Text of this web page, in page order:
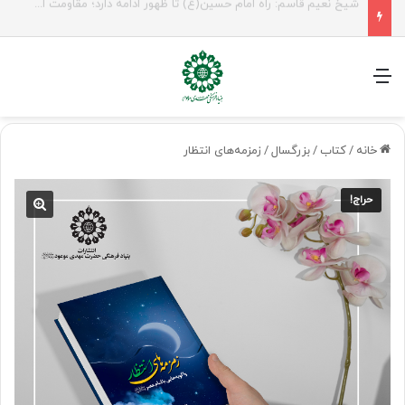
منو
خانه /کتاب /بزرگسال/ زمزمه‌های انتظار
حراج!